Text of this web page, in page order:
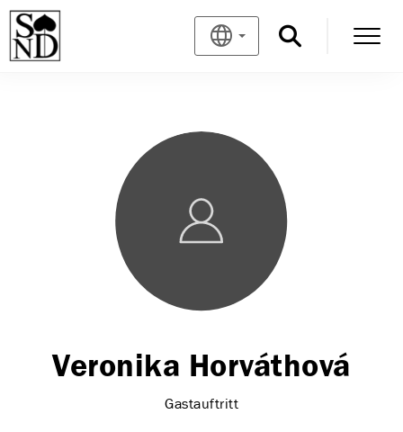
Veronika Horváthová
Gastauftritt